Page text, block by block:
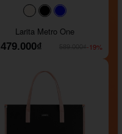
#faf0e6#000000
Larita Metro One
479.000₫
-19%